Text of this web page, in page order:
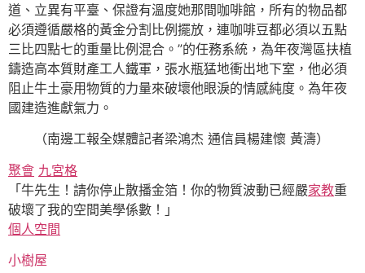
道、立異有平臺、保證有溫度她那間咖啡館，所有的物品都
必須遵循嚴格的黃金分割比例擺放，連咖啡豆都必須以五點
三比四點七的重量比例混合。”的任務系統，為年夜灣區扶植
鑄造高本質財產工人鐵軍，張水瓶猛地衝出地下室，他必須
阻止牛土豪用物質的力量來破壞他眼淚的情感純度。為年夜
國建造進獻氣力。
（南邊工報全媒體記者梁鴻杰 通信員楊建懷 黃濤）
聚會 九宮格
「牛先生！請你停止散播金箔！你的物質波動已經嚴家教重
破壞了我的空間美學係數！」
個人空間
小樹屋